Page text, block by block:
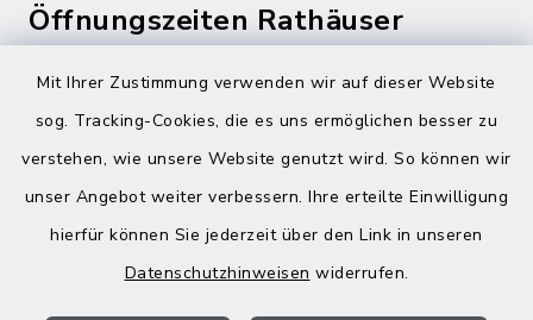
Mit Ihrer Zustimmung verwenden wir auf dieser Website
sog. Tracking-Cookies, die es uns ermöglichen besser zu
verstehen, wie unsere Website genutzt wird. So können wir
unser Angebot weiter verbessern. Ihre erteilte Einwilligung
hierfür können Sie jederzeit über den Link in unseren
Datenschutzhinweisen widerrufen.
Öffnungszeiten Rathäuser
Montag bis Freitag:
08:00-12:00 Uhr
Donnerstag zusätzlich:
13:00-18:00 Uhr